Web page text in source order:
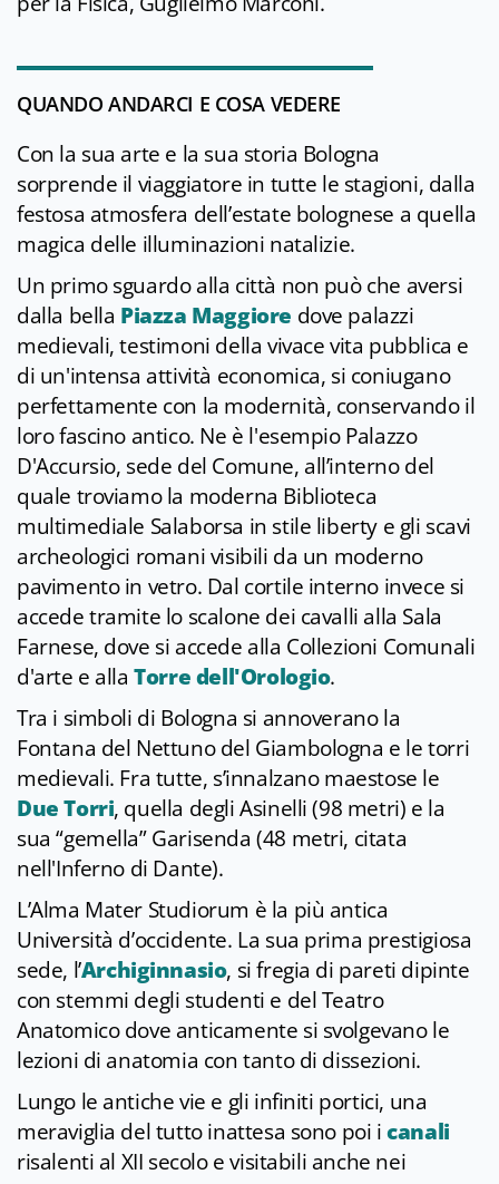
QUANDO ANDARCI E COSA VEDERE
Con la sua arte e la sua storia Bologna
sorprende il viaggiatore in tutte le stagioni, dalla
festosa atmosfera dell’estate bolognese a quella
magica delle illuminazioni natalizie.
Un primo sguardo alla città non può che aversi
dalla bella Piazza Maggiore dove palazzi
medievali, testimoni della vivace vita pubblica e
di un'intensa attività economica, si coniugano
perfettamente con la modernità, conservando il
loro fascino antico. Ne è l'esempio Palazzo
D'Accursio, sede del Comune, all’interno del
quale troviamo la moderna Biblioteca
multimediale Salaborsa in stile liberty e gli scavi
archeologici romani visibili da un moderno
pavimento in vetro. Dal cortile interno invece si
accede tramite lo scalone dei cavalli alla Sala
Farnese, dove si accede alla Collezioni Comunali
d'arte e allaTorre dell'Orologio.
Tra i simboli di Bologna si annoverano la
Fontana del Nettuno del Giambologna e le torri
medievali. Fra tutte, s’innalzano maestose le
Due Torri, quella degli Asinelli (98 metri) e la
sua “gemella” Garisenda (48 metri, citata
nell'Inferno di Dante).
L’Alma Mater Studiorum è la più antica
Università d’occidente. La sua prima prestigiosa
sede, l’Archiginnasio, si fregia di pareti dipinte
con stemmi degli studenti e del Teatro
Anatomico dove anticamente si svolgevano le
lezioni di anatomia con tanto di dissezioni.
Lungo le antiche vie e gli infiniti portici, una
meraviglia del tutto inattesa sono poi icanali
risalenti al XII secolo e visitabili anche nei